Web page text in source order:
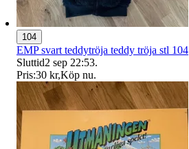
104
EMP svart teddytröja teddy tröja stl 104
Sluttid2 sep 22:53.
Pris:30 kr,Köp nu.